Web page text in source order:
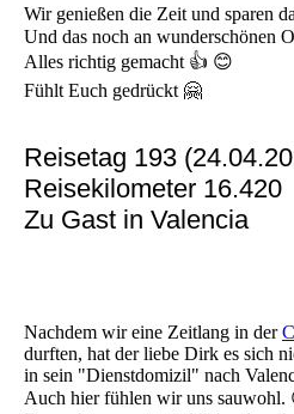
Wir genießen die Zeit und sparen
Und das noch an wunderschönen
Alles richtig gemacht 👍 😊
Fühlt Euch gedrückt 🤗
Reisetag 193
Reisekilometer 16.420
Zu Gast in Valencia
Nachdem wir eine Zeitlang in der
durften, hat der liebe Dirk es sich
in sein "Dienstdomizil" nach
Auch hier fühlen wir uns